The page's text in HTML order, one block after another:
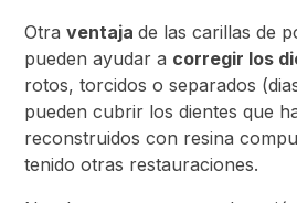
Otraventajade las carillas de
pueden ayudar a corregir los
rotos, torcidos o separados
pueden cubrir los dientes que
reconstruidos con resina
tenido otras restauraciones.